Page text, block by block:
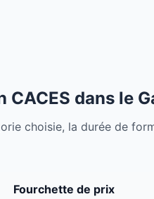
dans le
choisie, la durée de
Fourchette de prix